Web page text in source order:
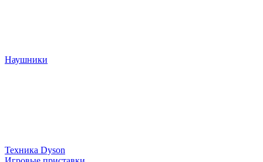
Наушники
Техника Dyson